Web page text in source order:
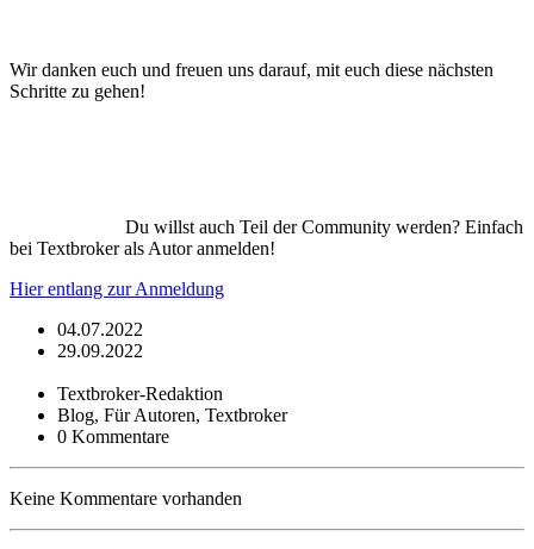
Wir danken euch und freuen uns darauf, mit euch diese nächsten
Schritte zu gehen!
Du willst auch Teil der Community werden? Einfach
bei Textbroker als Autor anmelden!
Hier entlang zur Anmeldung
04.07.2022
29.09.2022
Textbroker-Redaktion
Blog, Für Autoren, Textbroker
0 Kommentare
Keine Kommentare vorhanden